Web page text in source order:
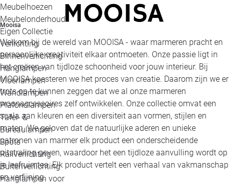
Meubelhoezen
Meubelonderhoud
Eigen Collectie
Verlichting
Binnenverlichting
Hanglampen
Vloerlampen
Wandlampen
Plafondlampen
Tafel- &
Bureaulampen
Spots
Railverlichting
Buitenverlichting
Hanglampen voor
Mooisa
Welkom bij de wereld van MOOISA - waar marmeren pracht en
persoonlijke creativiteit elkaar ontmoeten. Onze passie ligt in
het creëren van tijdloze schoonheid voor jouw interieur. Bij
MOOISA koesteren we het proces van creatie. Daarom zijn we er
trots op te kunnen zeggen dat we al onze marmeren
woonaccessoires zelf ontwikkelen. Onze collectie omvat een
scala aan kleuren en een diversiteit aan vormen, stijlen en
maten. We geloven dat de natuurlijke aderen en unieke
patronen van marmer elk product een onderscheidende
uitstraling geven, waardoor het een tijdloze aanvulling wordt op
je leefruimtes. Elk product vertelt een verhaal van vakmanschap
en verfijning.